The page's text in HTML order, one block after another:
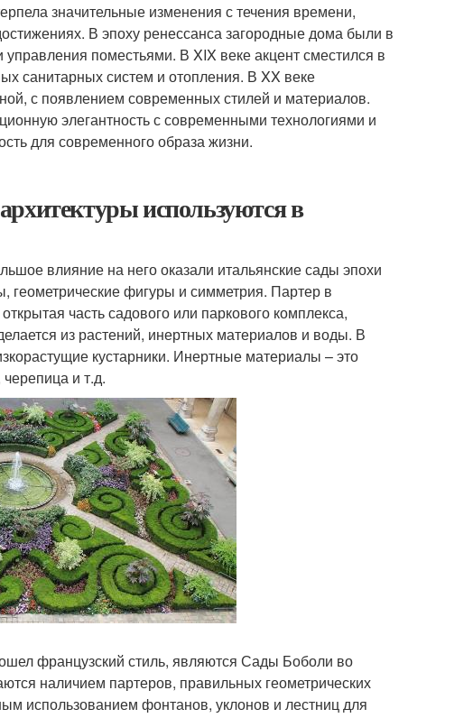
значительные изменения с течения времени,
В эпоху ренессанса загородные дома были в
поместьями. В XIX веке акцент сместился в
санитарных систем и отопления. В XX веке
с появлением современных стилей и материалов.
элегантность с современными технологиями и
для современного образа жизни.
используются в
влияние на него оказали итальянские сады эпохи
геометрические фигуры и симметрия. Партер в
часть садового или паркового комплекса,
из растений, инертных материалов и воды. В
кустарники. Инертные материалы – это
и т.д.
французский стиль, являются Сады Боболи во
наличием партеров, правильных геометрических
использованием фонтанов, уклонов и лестниц для